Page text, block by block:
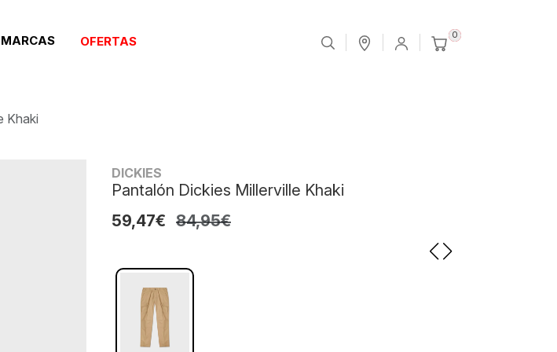
MARCAS OFERTAS 0
Khaki
DICKIES
Pantalón Dickies Millerville Khaki
59,47€ 84,95€